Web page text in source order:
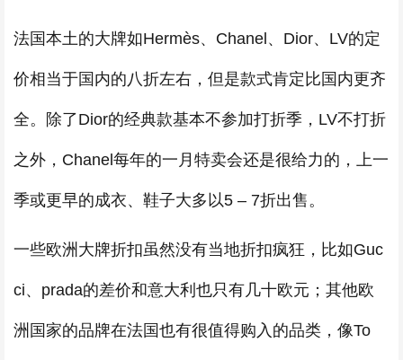
法国本土的大牌如Hermès、Chanel、Dior、LV的定
价相当于国内的八折左右，但是款式肯定比国内更齐
全。除了Dior的经典款基本不参加打折季，LV不打折
之外，Chanel每年的一月特卖会还是很给力的，上一
季或更早的成衣、鞋子大多以5 – 7折出售。
一些欧洲大牌折扣虽然没有当地折扣疯狂，比如Guc
ci、prada的差价和意大利也只有几十欧元；其他欧
洲国家的品牌在法国也有很值得购入的品类，像To